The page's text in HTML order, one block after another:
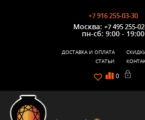
+7 916 255-03-30
Москва: +7 495 255-
пн-сб: 9:00 - 19:00
0
ДОСТАВКА И ОПЛАТА
СТАТЬИ